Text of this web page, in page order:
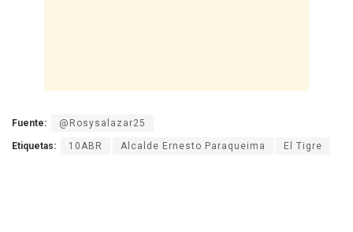
Fuente: @Rosysalazar25
Etiquetas: 10ABR Alcalde Ernesto Paraqueima El Tigre